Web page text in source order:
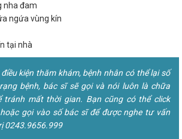
nha đam
ngứa vùng kín
tại nhà
kiện thăm khám, bệnh nhân có thể lại số
bệnh, bác sĩ sẽ gọi và nói luôn là chữa
tránh mất thời gian. Bạn cũng có thể click
gọi vào số bác sĩ để được nghe tư vấn
0243.9656.999